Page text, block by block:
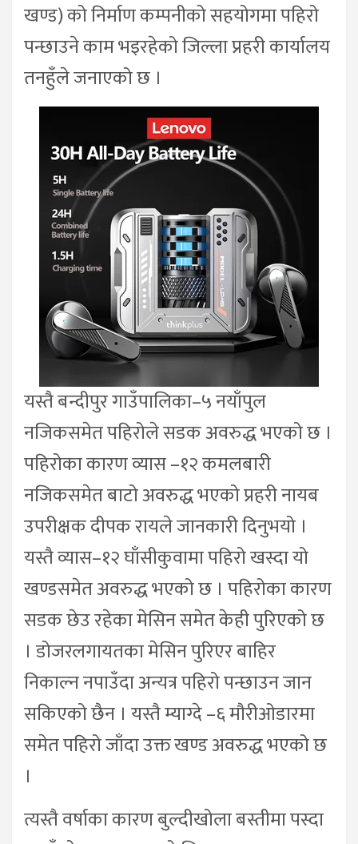
खण्ड) को निर्माण कम्पनीको सहयोगमा पहिरो
पन्छाउने काम भइरहेको जिल्ला प्रहरी कार्यालय
तनहुँले जनाएको छ ।
यस्तै बन्दीपुर गाउँपालिका–५ नयाँपुल
नजिकसमेत पहिरोले सडक अवरुद्ध भएको छ ।
पहिरोका कारण व्यास –१२ कमलबारी
नजिकसमेत बाटो अवरुद्ध भएको प्रहरी नायब
उपरीक्षक दीपक रायले जानकारी दिनुभयो ।
यस्तै व्यास–१२ घाँसीकुवामा पहिरो खस्दा यो
खण्डसमेत अवरुद्ध भएको छ । पहिरोका कारण
सडक छेउ रहेका मेसिन समेत केही पुरिएको छ
। डोजरलगायतका मेसिन पुरिएर बाहिर
निकाल्न नपाउँदा अन्यत्र पहिरो पन्छाउन जान
सकिएको छैन । यस्तै म्याग्दे –६ मौरीओडारमा
समेत पहिरो जाँदा उक्त खण्ड अवरुद्ध भएको छ
।
त्यस्तै वर्षाका कारण बुल्दीखोला बस्तीमा पस्दा